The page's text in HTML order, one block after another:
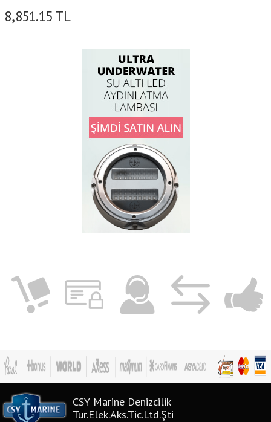
8,851.15 TL
CSY Marine Denizcilik
Tur.Elek.Aks.Tic.Ltd.Şti